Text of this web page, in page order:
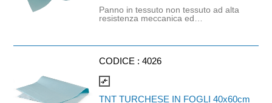
Panno in tessuto non tessuto ad alta
resistenza meccanica ed
panno non rilasci pelucchi.
acetoni. Ad altissima assorbenza,
o a secco e in associazione al
prodotto chimico. Ottimo per la
lucidatura di superfici e oggetti. È un
CODICE :4026
compare_arrows
TNT TURCHESE IN FOGLI 40x60cm